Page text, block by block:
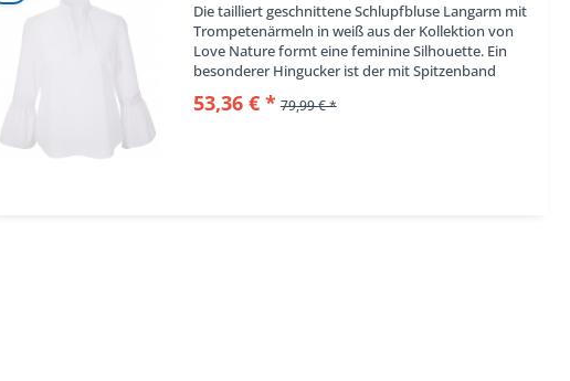
Die tailliert geschnittene Schlupfbluse Langarm mit
Trompetenärmeln in weiß aus der Kollektion von
Love Nature formt eine feminine Silhouette. Ein
besonderer Hingucker ist der mit Spitzenband
verzierte Ärmel, der für einen eleganten Look...
53,36 € * 79,99 € *